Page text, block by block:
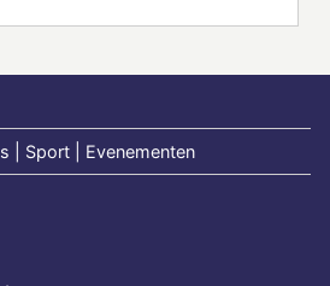
| Sport | Evenementen